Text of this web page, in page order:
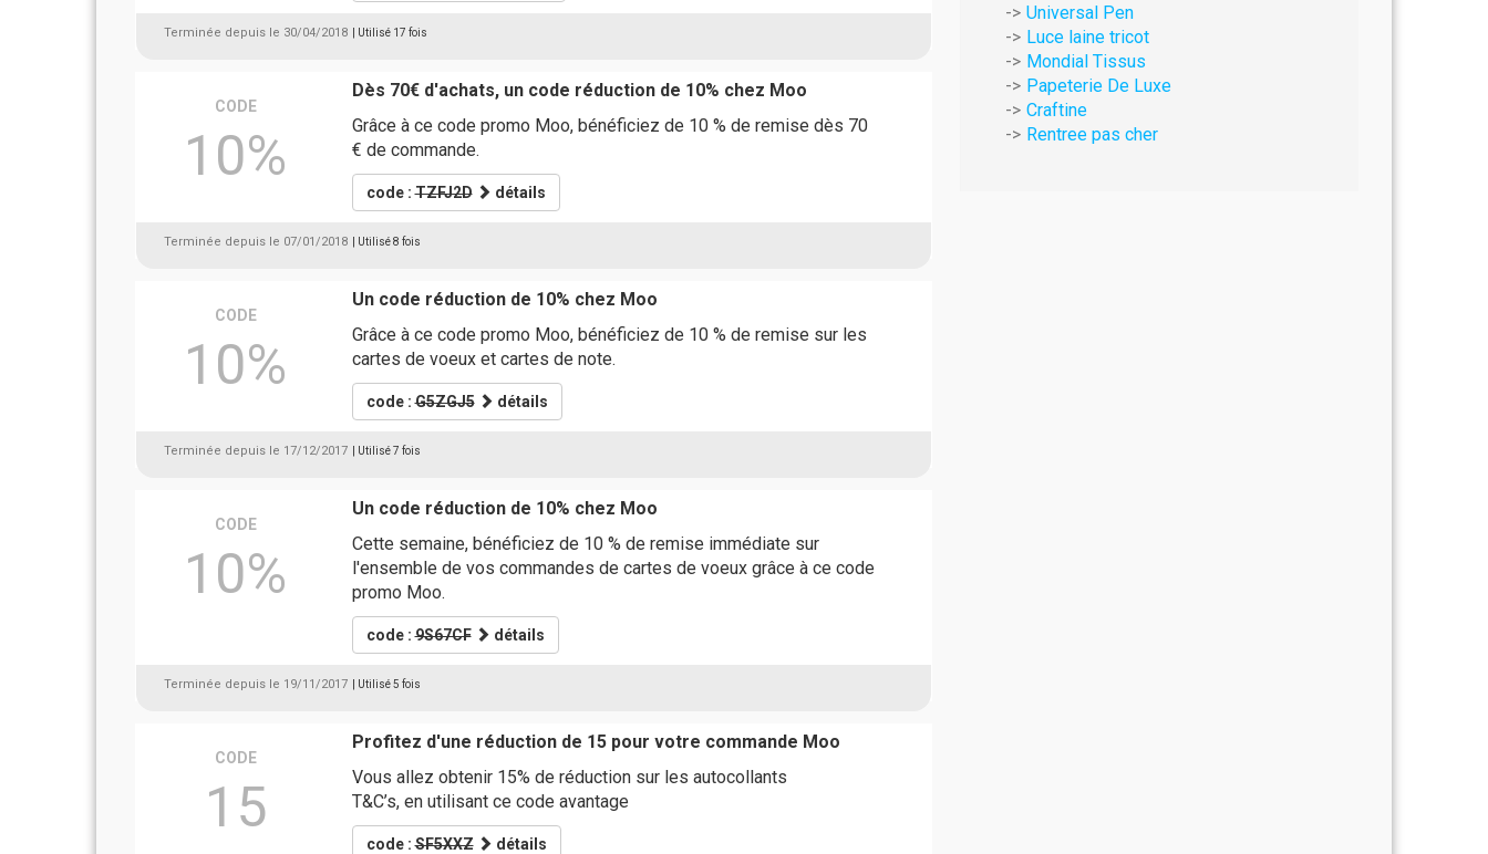
Terminée depuis le 30/04/2018 | Utilisé 17 fois
CODE
10%
Dès 70€ d'achats, un code réduction de 10% chez Moo
Grâce à ce code promo Moo, bénéficiez de 10 % de remise dès 70
€ de commande.
code :TZFJ2D détails
Terminée depuis le 07/01/2018 | Utilisé 8 fois
CODE
10%
Un code réduction de 10% chez Moo
Grâce à ce code promo Moo, bénéficiez de 10 % de remise sur les
cartes de voeux et cartes de note.
code :G5ZGJ5 détails
Terminée depuis le 17/12/2017 | Utilisé 7 fois
CODE
10%
Un code réduction de 10% chez Moo
Cette semaine, bénéficiez de 10 % de remise immédiate sur
l'ensemble de vos commandes de cartes de voeux grâce à ce code
promo Moo.
code :9S67CF détails
Terminée depuis le 19/11/2017 | Utilisé 5 fois
CODE
15
Profitez d'une réduction de 15 pour votre commande Moo
Vous allez obtenir 15% de réduction sur les autocollants
T&C’s, en utilisant ce code avantage
code :SF5XXZ détails
Universal Pen
Luce laine tricot
Mondial Tissus
Papeterie De Luxe
Craftine
Rentree pas cher